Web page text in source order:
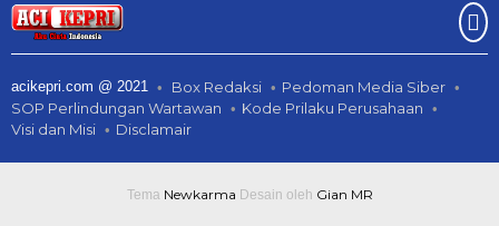
acikepri.com @ 2021 Box Redaksi
Pedoman Media Siber
SOP Perlindungan Wartawan
Kode Prilaku Perusahaan
Visi dan Misi
Disclamair
Tema Newkarma Desain oleh Gian MR